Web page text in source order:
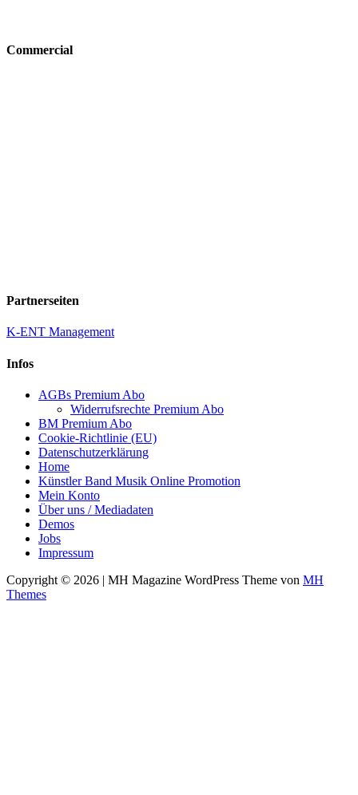
Commercial
Partnerseiten
K-ENT Management
Infos
AGBs Premium Abo
Widerrufsrechte Premium Abo
BM Premium Abo
Cookie-Richtlinie (EU)
Datenschutzerklärung
Home
Künstler Band Musik Online Promotion
Mein Konto
Über uns / Mediadaten
Demos
Jobs
Impressum
Copyright © 2026 | MH Magazine WordPress Theme von MH
Themes